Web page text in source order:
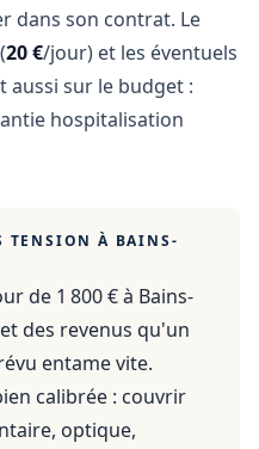
dans son contrat. Le
20 €/jour) et les éventuels
aussi sur le budget :
hospitalisation
TENSION À BAINS-
de 1 800 €à Bains-
des revenus qu'un
entame vite.
calibrée : couvrir
optique,